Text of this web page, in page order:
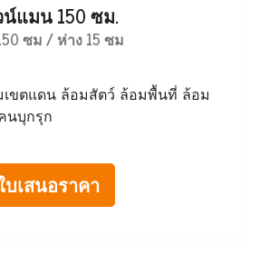
แมน 150 ซม.
ซม / ห่าง 15 ซม
เขตแดน ล้อมสัตว์ ล้อมพื้นที่ ล้อม
นบุกรุก
เสนอราคา